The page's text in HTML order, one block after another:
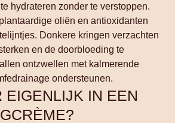
hydrateren zonder te verstoppen.
oliën en antioxidanten
Donkere kringen verzachten
en de doorbloeding te
ontzwellen met kalmerende
ondersteunen.
EIGENLIJK IN EEN